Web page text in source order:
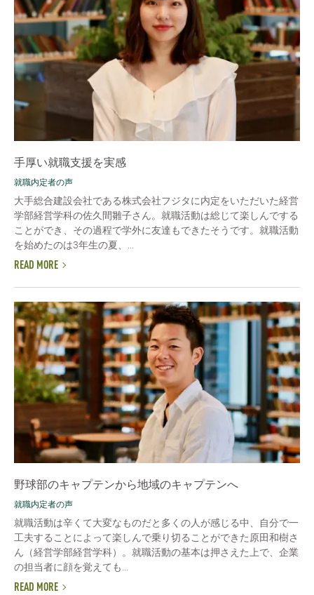
手厚い就職支援を実感
就職内定者の声
大手総合建設会社である株式会社フジタに内定をいただいた経営
学部経営学科の佐久間雛子さん。就職活動は総じて楽しんでする
ことができ、その過程で学外に友達もできたそうです。就職活動
を始めたのは3年生の夏、...
READ MORE
野球部のキャプテンから地域のキャプテンへ
就職内定者の声
就職活動は辛くて大変なものだと多くの人が感じる中、自分で一
工夫することによって楽しんで乗り切ることができた原田和樹さ
ん（経営学部経営学科）。就職活動の基本は押さえた上で、企業
の担当者に顔を覚えても...
READ MORE